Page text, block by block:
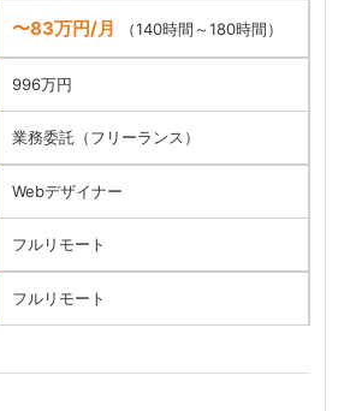
〜83万円/月 （140時間～180時間）
996万円
業務委託（フリーランス）
Webデザイナー
フルリモート
フルリモート